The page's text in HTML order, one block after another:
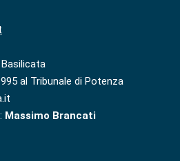
al Tribunale di Potenza
Massimo Brancati